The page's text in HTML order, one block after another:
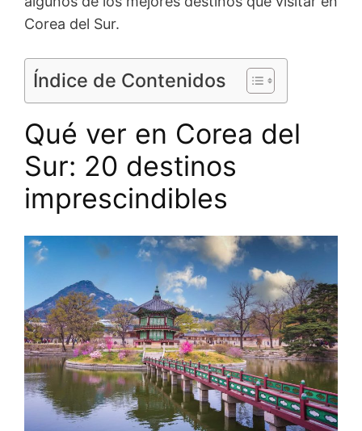
Corea del Sur.
Índice de Contenidos
Qué ver en Corea del
Sur: 20 destinos
imprescindibles